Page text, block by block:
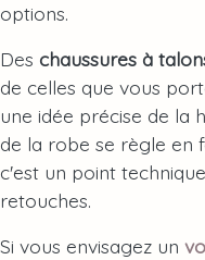
options.
Des chaussures à
de celles que vous
une idée précise de la
de la robe se règle en
c'est un point
retouches.
Si vous envisagez un